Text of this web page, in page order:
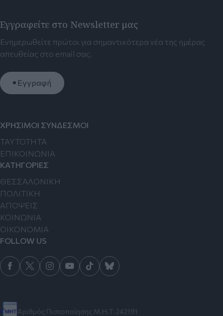
Εγγραφείτε στο Newsletter μας
Ενημερωθείτε πρώτοι για σημαντικότερα νέα της ημέρας
απευθείας στο email σας.
Εγγραφή
Αριθμός Πιστοποίησης Μ.Η.Τ.242191
ΧΡΗΣΙΜΟΙ ΣΥΝΔΕΣΜΟΙ
TAYTOTHTA
ΕΠΙΚΟΙΝΩΝΙΑ
ΚΑΤΗΓΟΡΙΕΣ
ΘΕΣΣΑΛΟΝΙΚΗ
ΠΟΛΙΤΙΚΗ
ΑΠΟΨΕΙΣ
ΚΟΙΝΩΝΙΑ
ΟΙΚΟΝΟΜΙΑ
FOLLOW US